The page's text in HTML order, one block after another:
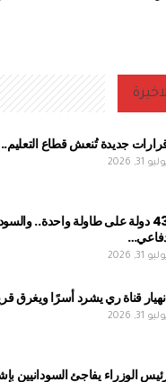
جديدة تُنعش قطاع
31, 2026
43 دولة على طاولة واحدة..
31, 2026
قناة ري يشرد أسرًا ويغرق
31, 2026
الوزراء يفاجئ السودانيين